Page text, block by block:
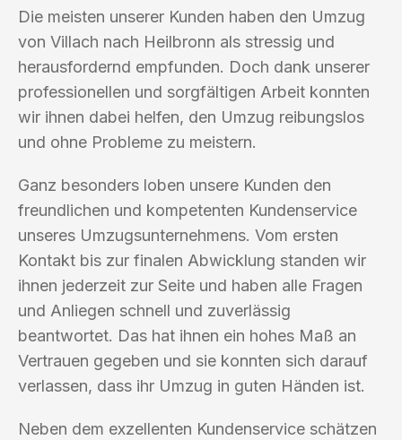
Die meisten unserer Kunden haben den Umzug
von Villach nach Heilbronn als stressig und
herausfordernd empfunden. Doch dank unserer
professionellen und sorgfältigen Arbeit konnten
wir ihnen dabei helfen, den Umzug reibungslos
und ohne Probleme zu meistern.
Ganz besonders loben unsere Kunden den
freundlichen und kompetenten Kundenservice
unseres Umzugsunternehmens. Vom ersten
Kontakt bis zur finalen Abwicklung standen wir
ihnen jederzeit zur Seite und haben alle Fragen
und Anliegen schnell und zuverlässig
beantwortet. Das hat ihnen ein hohes Maß an
Vertrauen gegeben und sie konnten sich darauf
verlassen, dass ihr Umzug in guten Händen ist.
Neben dem exzellenten Kundenservice schätzen